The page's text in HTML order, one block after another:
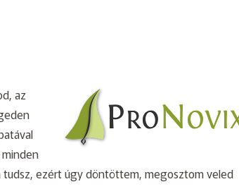
az
ezért úgy döntöttem, megosztom veled